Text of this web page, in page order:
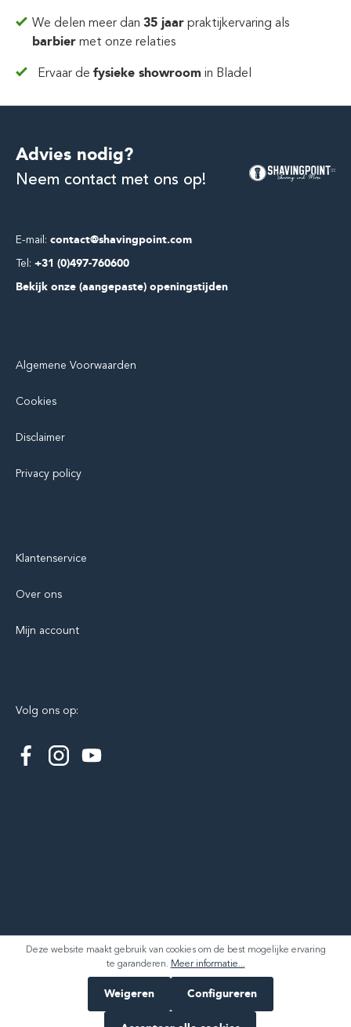
Log in om de prijzen te kunnen zien
We delen meer dan 35 jaar praktijkervaring als
barbier met onze relaties
Ervaar de fysieke showroom in Bladel
E-mail: contact@shavingpoint.com
Tel: +31 (0)497-760600
Bekijk onze (aangepaste) openingstijden
Advies nodig?
Neem contact met ons op!
Algemene Voorwaarden
Cookies
Disclaimer
Privacy policy
Klantenservice
Over ons
Mijn account
Volg ons op:
Deze website maakt gebruik van cookies om de best mogelijke ervaring
te garanderen. Meer informatie...
Weigeren Configureren